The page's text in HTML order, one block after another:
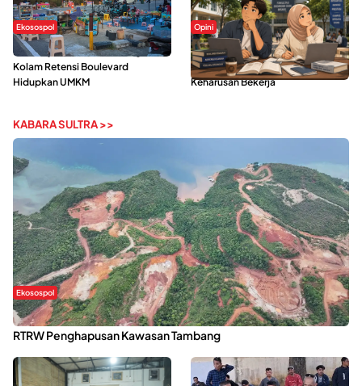
Ekosospol
Ramainya Aktivitas Olahraga di
Kolam Retensi Boulevard
Hidupkan UMKM
Opini
Kerasnya Kehidupan Mahasiswa di
Tengah Gempuran Tugas dan
Keharusan Bekerja
KABARA SULTRA >>
Ekosospol
Kabaena Menanti Kepastian Pemulihan Lingkungan Usai Revisi
RTRW Penghapusan Kawasan Tambang